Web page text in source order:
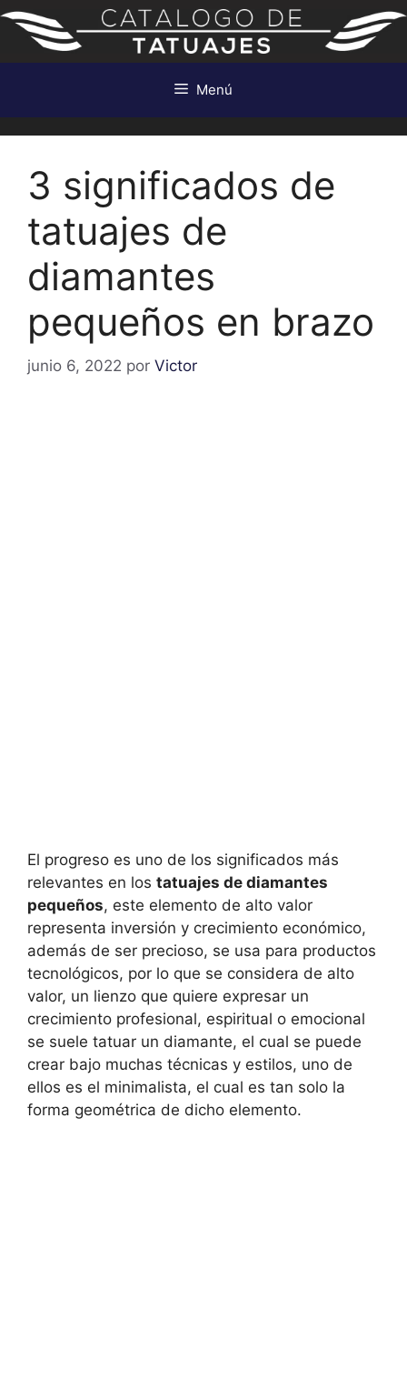
Saltar
contenido
Menú
3 significados de
tatuajes de
diamantes
pequeños en brazo
junio 6, 2022 por Victor
El progreso es uno de los significados más
relevantes en los tatuajes de diamantes
pequeños, este elemento de alto valor
representa inversión y crecimiento económico,
además de ser precioso, se usa para productos
tecnológicos, por lo que se considera de alto
valor, un lienzo que quiere expresar un
crecimiento profesional, espiritual o emocional
se suele tatuar un diamante, el cual se puede
crear bajo muchas técnicas y estilos, uno de
ellos es el minimalista, el cual es tan solo la
forma geométrica de dicho elemento.